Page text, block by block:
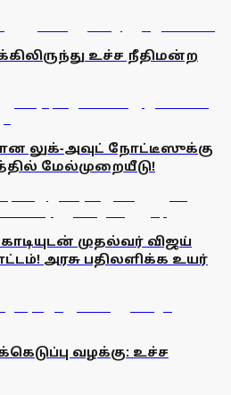
உச்ச நீதிமன்ற
லுக்-அவுட் நோட்டீஸுக்கு
மேல்முறையீடு!
முதல்வர் விஜய்
அரசு பதிலளிக்க உயர்
வழக்கு: உச்ச